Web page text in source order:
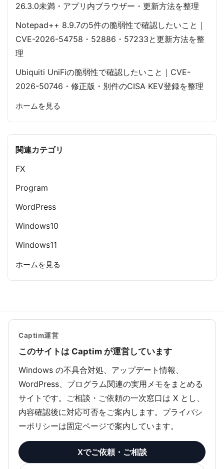
26.3.0未満・アプリ内ブラウザー・更新方法を整理
Notepad++ 8.9.7の5件の脆弱性で確認したいこと｜
CVE-2026-54758・52886・57233と更新方法を整
理
Ubiquiti UniFiの脆弱性で確認したいこと｜CVE-
2026-50746・修正版・別件のCISA KEV登録を整理
ホームを見る
関連カテゴリ
FX
Program
WordPress
Windows10
Windows11
ホームを見る
Captim運営
このサイトは Captim が運営しています
Windows の不具合対処、アップデート情報、
WordPress、プログラム関連の実用メモをまとめる
サイトです。ご相談・ご依頼の一次窓口は X とし、
内容確認後に対応可否をご案内します。プライバシ
ーポリシーは固定ページで案内しています。
Xでご依頼・ご相談